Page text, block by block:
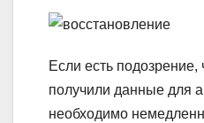
Если есть подозрение,
получили данные для
необходимо